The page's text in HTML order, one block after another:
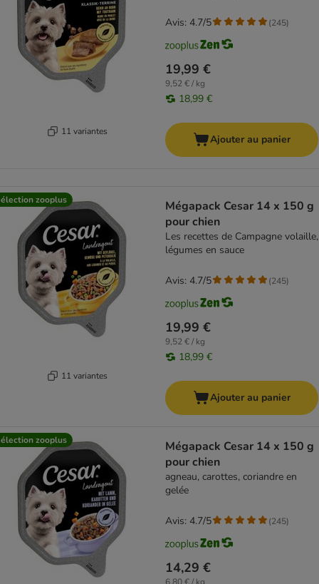
11 variantes
19,99 €
9,52 € / kg
18,99 €
Avis: 4.7/5 (245)
Ajouter au panier
zooplus
11 variantes
Mégapack Cesar 14 x 150 g
pour chien
Les recettes de Campagne volaille,
légumes en sauce
19,99 €
9,52 € / kg
18,99 €
Avis: 4.7/5 (245)
Ajouter au panier
zooplus
Mégapack Cesar 14 x 150 g
pour chien
agneau, carottes, coriandre en
gelée
14,29 €
Avis: 4.7/5 (245)